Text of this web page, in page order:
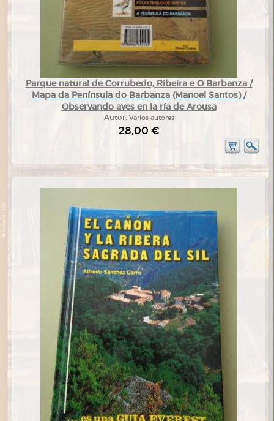
Parque natural de Corrubedo, Ribeira e O Barbanza /
Mapa da Península do Barbanza (Manoel Santos) /
Observando aves en la ría de Arousa
Autor: Varios autores
28,00 €